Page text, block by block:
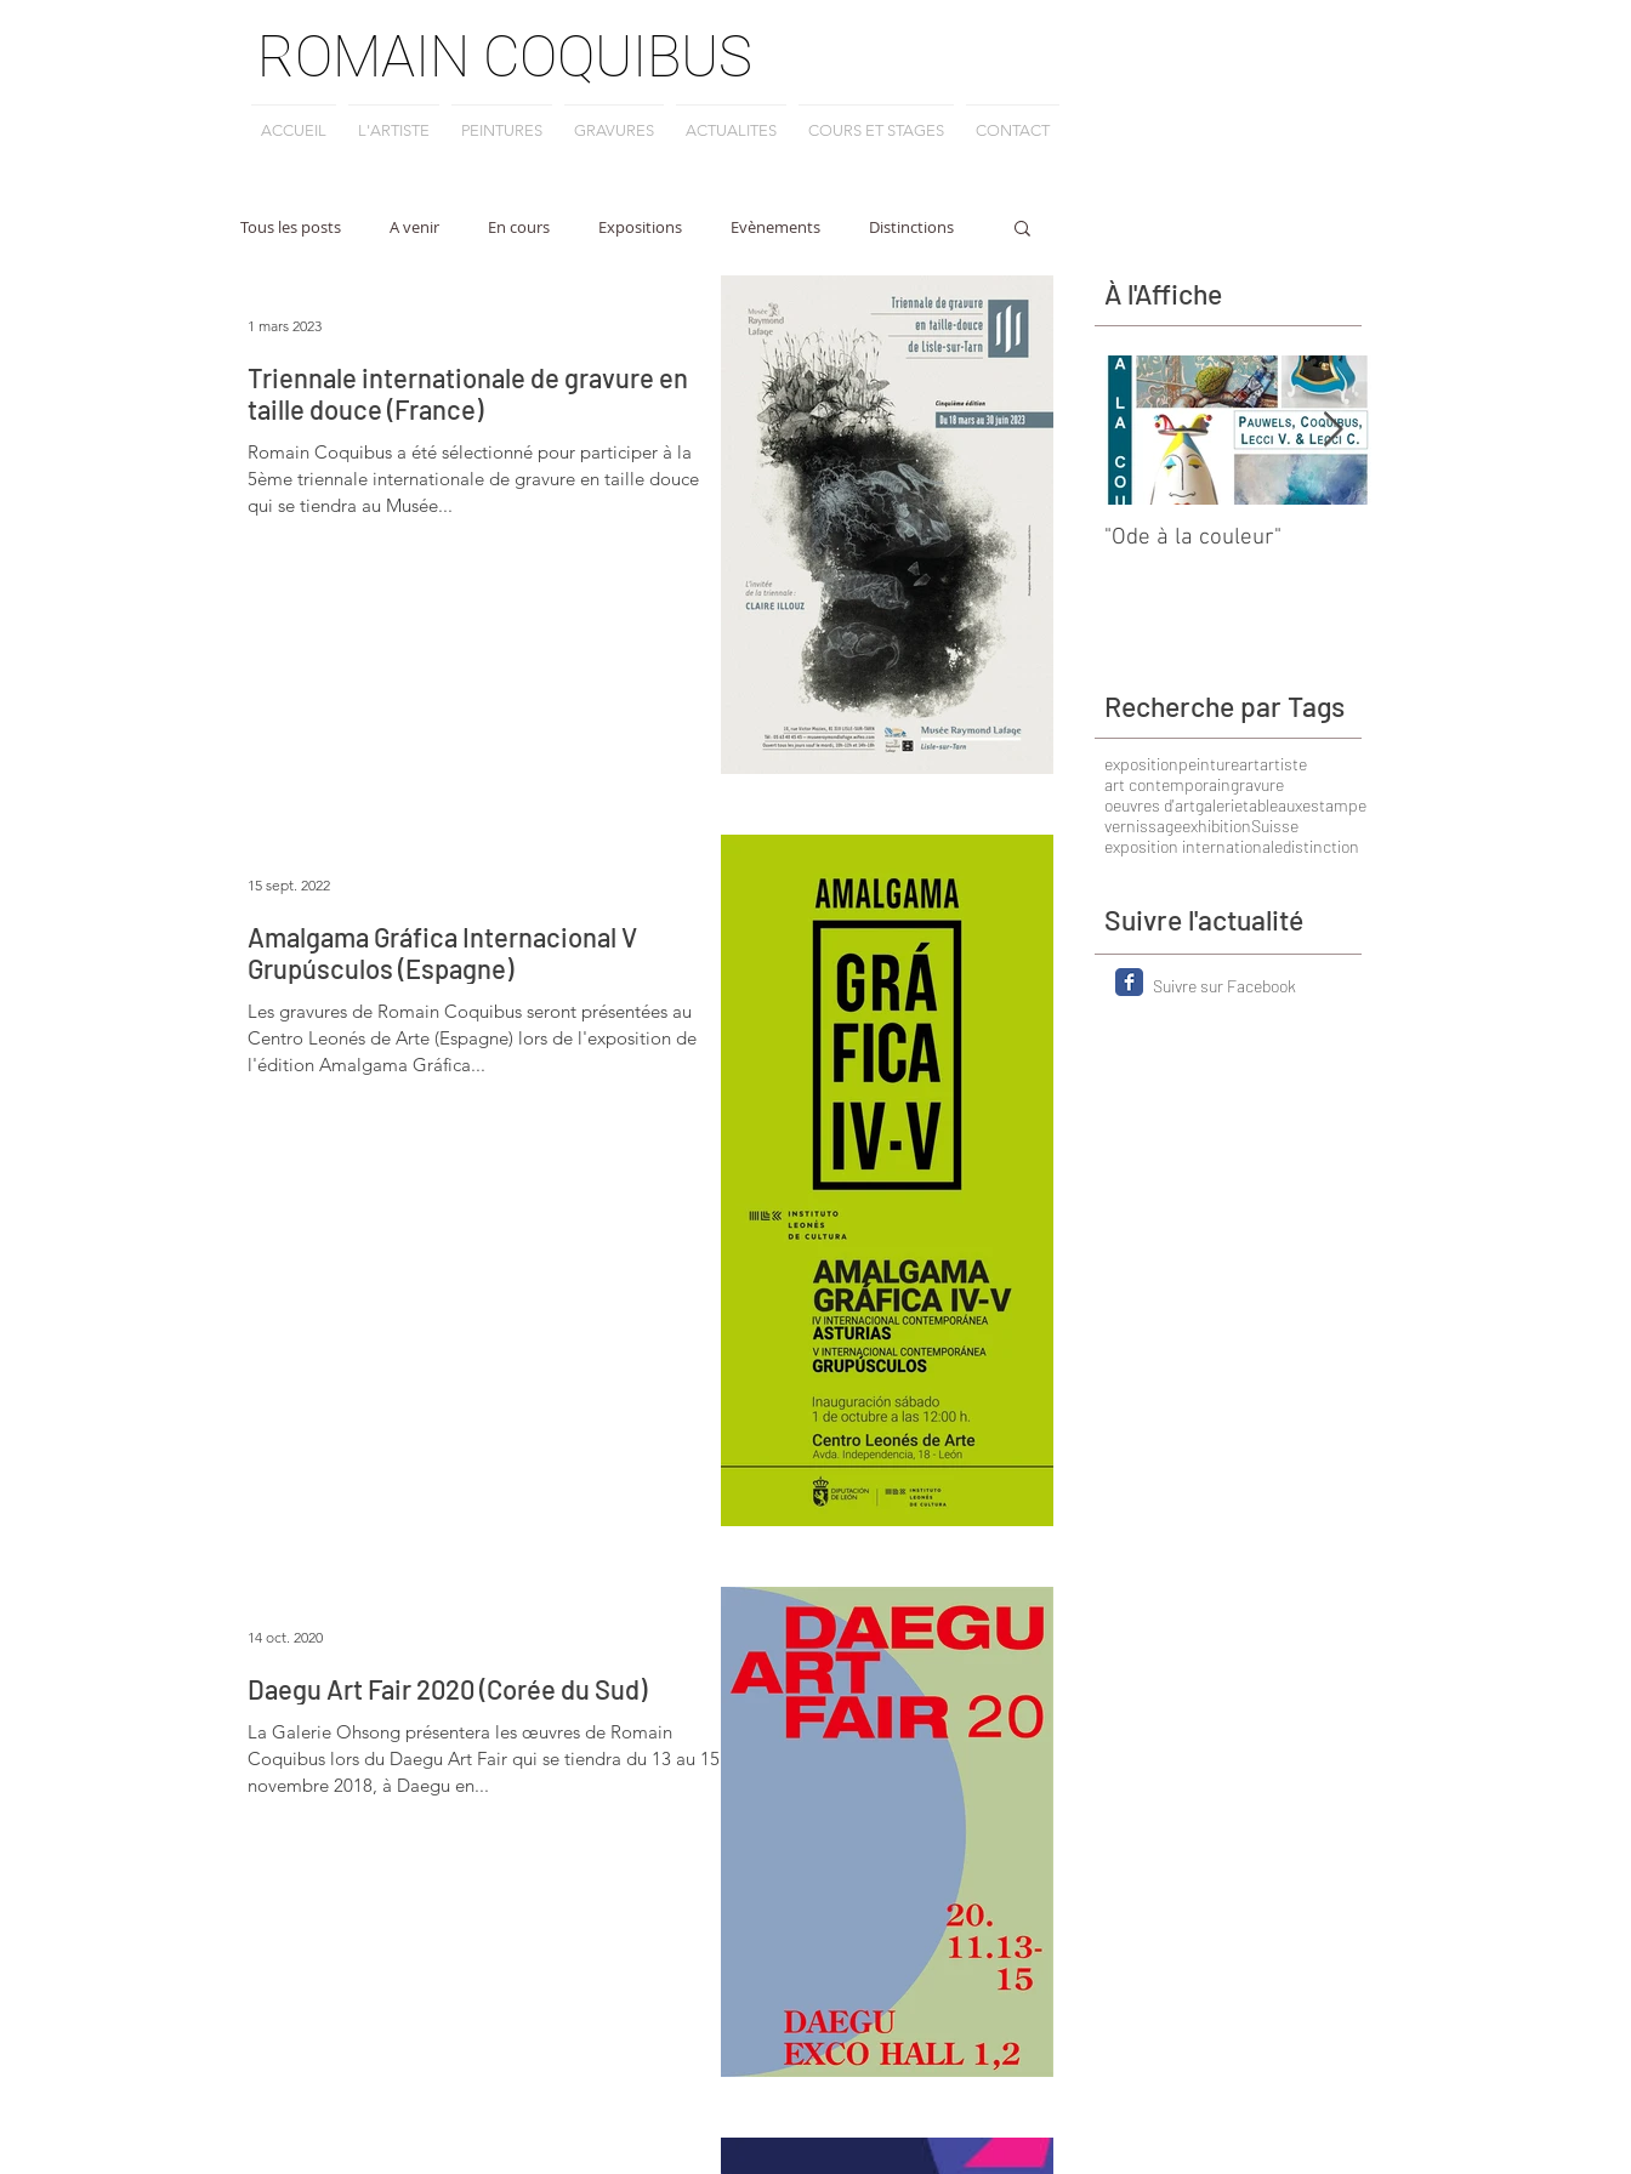
Tous les posts A venir En cours Expositions Evènements Distinctions
Archives
Triennale internationale de gravure en
taille douce (France)
Romain Coquibus a été sélectionné pour participer à la
5ème triennale internationale de gravure en taille douce
qui se tiendra au Musée...
1 mars 2023
Amalgama Gráfica Internacional V
Grupúsculos (Espagne)
Les gravures de Romain Coquibus seront présentées au
Centro Leonés de Arte (Espagne) lors de l'exposition de
l'édition Amalgama Gráfica...
15 sept. 2022
Daegu Art Fair 2020 (Corée du Sud)
La Galerie Ohsong présentera les œuvres de Romain
Coquibus lors du Daegu Art Fair qui se tiendra du 13 au 15
novembre 2018, à Daegu en...
14 oct. 2020
À l'Affiche
"Ode à la couleur"
Recherche par Tags
expositionpeintureartartiste
art contemporaingravure
oeuvres d'artgalerietableauxestampe
vernissageexhibitionSuisse
exposition internationaledistinction
Suivre l'actualité
Suivre sur Facebook
ACCUEIL L'ARTISTE PEINTURES GRAVURES ACTUALITES COURS ET STAGES CONTACT
ROMAIN COQUIBUS